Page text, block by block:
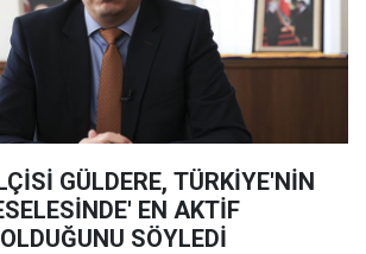
GÜLDERE, TÜRKİYE'NİN
EN AKTİF
SÖYLEDİ